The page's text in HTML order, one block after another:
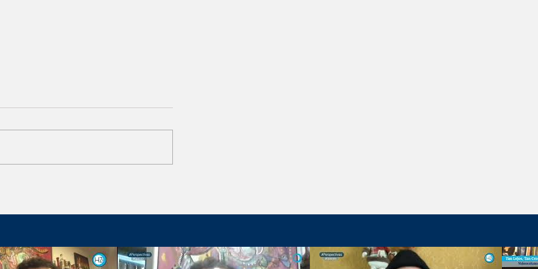
Escudo de las Américas